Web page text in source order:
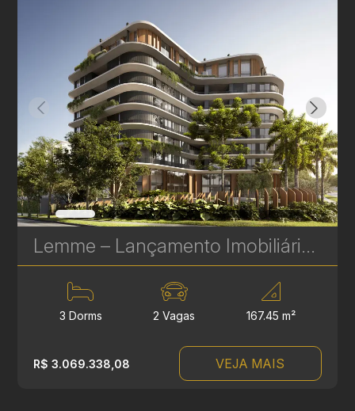
Lemme – Lançamento Imobiliário de Alto Padrão no Água Verde, Curitiba
3 Dorms 2 Vagas 167.45 m²
R$ 3.069.338,08 VEJA MAIS